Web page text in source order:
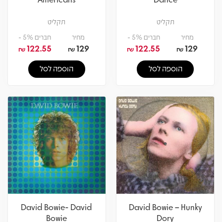
תקליט
מחיר
129
₪
חברים 5% -
122.55
₪
הוספה לסל
תקליט
מחיר
129
₪
חברים 5% -
122.55
₪
הוספה לסל
David Bowie – Hunky
Dory
David Bowie- David
Bowie